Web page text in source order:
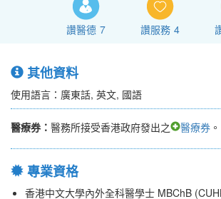
讚醫德 7 讚服務 4
其他資料
使用語言：廣東話, 英文, 國語
醫療券： 醫務所接受香港政府發出之 醫療券 。
專業資格
香港中文大學內外全科醫學士 MBChB